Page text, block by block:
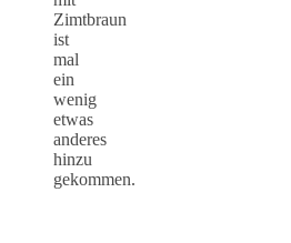
Zimtbraun
ist
mal
ein
wenig
etwas
anderes
hinzu
gekommen.